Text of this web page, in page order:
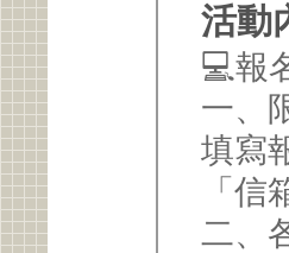
活動
💻報
一、
填寫
「信
二、